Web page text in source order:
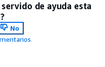
servido de ayuda esta
No